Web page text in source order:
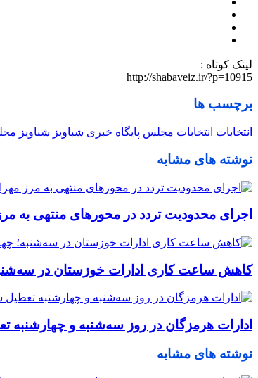
لینک کوتاه :
http://shabaveiz.ir/?p=10915
برچسب ها
انتخابات انتخابات مجلس پایگاه خبری شباویز شباویز
نوشته های مشابه
اجرای محدودیت تردد در محورهای منتهی به مرز مهران
کاهش ساعت کاری ادارات خوزستان در
ادارات هرمزگان در روز سه‌شنبه و چهارشنبه
نوشته های مشابه